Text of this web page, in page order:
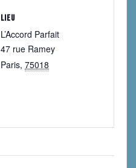
LIEU
L’Accord Parfait
47 rue Ramey
Paris, 75018